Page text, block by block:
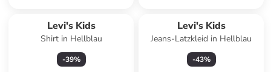
Levi's Kids
Shirt in Hellblau
-39%
Levi's Kids
Jeans-Latzkleid in Hellblau
-43%